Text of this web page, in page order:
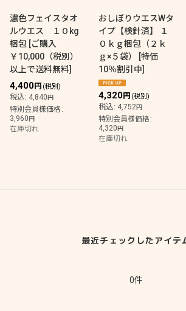
濃色フェイスタオ
ルウエス １０kg
梱包 [ご購入
￥10,000（税別）
以上で送料無料]
4,400円 (税別)
税込: 4,840円
特別会員様価格 :
3,960円
在庫切れ
おしぼりウエスWタ
イプ【検針済】 １
０ｋｇ梱包（２ｋ
ｇ×５袋）
[特価
10％割引中]
4,320円 (税別)
税込: 4,752円
特別会員様価格 :
4,320円
在庫切れ
最近チェックしたアイテ
0件